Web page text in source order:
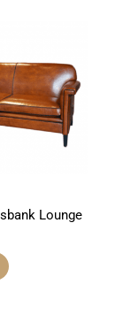
Lounge